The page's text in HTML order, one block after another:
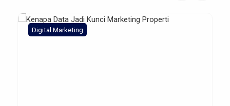
Digital Marketing